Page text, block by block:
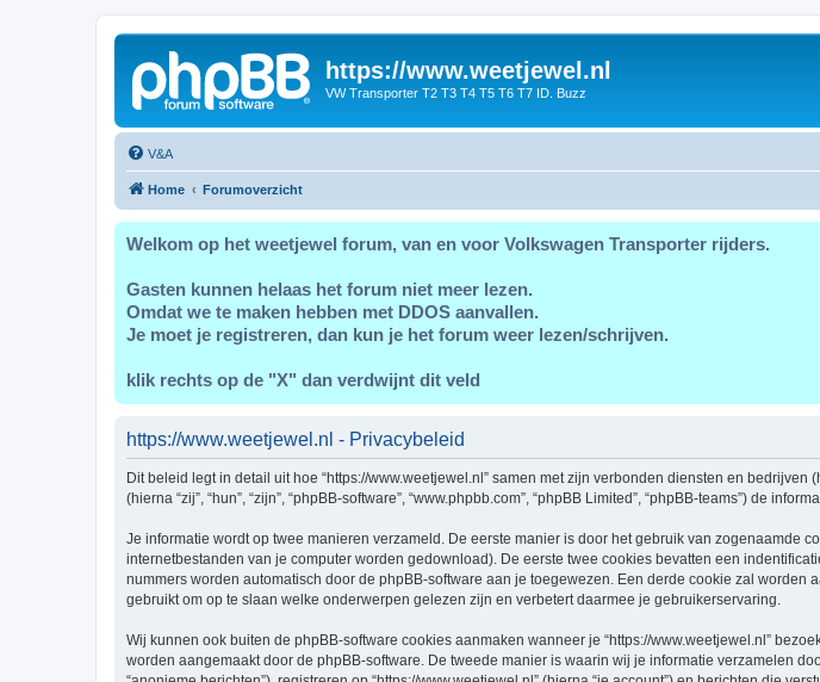
https://www.weetjewel.nl
VW Transporter T2 T3 T4 T5 T6 T7 ID. Buzz
V&A
Home Forumoverzicht
Welkom op het weetjewel forum, van en voor Volkswagen Transporter rijders.
Gasten kunnen helaas het forum niet meer lezen.
Omdat we te maken hebben met DDOS aanvallen.
Je moet je registreren, dan kun je het forum weer lezen/schrijven.
klik rechts op de "X" dan verdwijnt dit veld
https://www.weetjewel.nl - Privacybeleid
Dit beleid legt in detail uit hoe “https://www.weetjewel.nl” samen met zijn verbonden diensten en bedrijven
(hierna “zij”, “hun”, “zijn”, “phpBB-software”, “www.phpbb.com”, “phpBB Limited”, “phpBB-teams”) de
Je informatie wordt op twee manieren verzameld. De eerste manier is door het gebruik van zogenaamde
internetbestanden van je computer worden gedownload). De eerste twee cookies bevatten een
nummers worden automatisch door de phpBB-software aan je toegewezen. Een derde cookie zal
gebruikt om op te slaan welke onderwerpen gelezen zijn en verbetert daarmee je gebruikerservaring.
Wij kunnen ook buiten de phpBB-software cookies aanmaken wanneer je “https://www.weetjewel.nl”
worden aangemaakt door de phpBB-software. De tweede manier is waarin wij je informatie verzamelen